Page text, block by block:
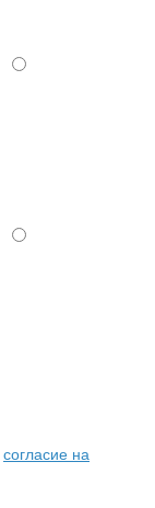
согласие на